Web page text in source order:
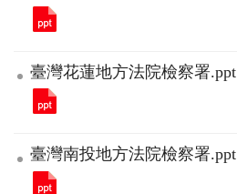
臺灣花蓮地方法院檢察署.ppt
臺灣南投地方法院檢察署.ppt